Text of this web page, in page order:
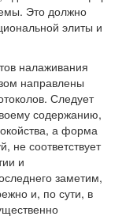
Это должно
элиты и
налаживания
направлены
Следует
содержанию,
а форма
не соответствует
и
заметим,
и, по сути, в